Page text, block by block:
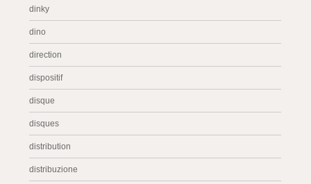
dinky
dino
direction
dispositif
disque
disques
distribution
distribuzione